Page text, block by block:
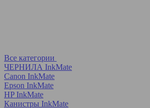
Все категории
ЧЕРНИЛА InkMate
Canon InkMate
Epson InkMate
HP InkMate
Канистры InkMate